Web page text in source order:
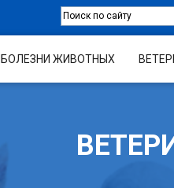
БОЛЕЗНИ ЖИВОТНЫХ